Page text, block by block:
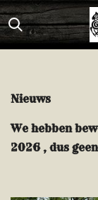
Ga
direct
hoofdinhoud
Nieuws
We hebben
2026 , dus